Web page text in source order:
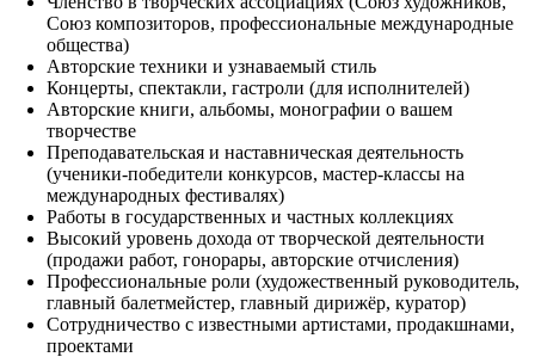
Союз композиторов, профессиональные международные
общества)
Авторские техники и узнаваемый стиль
Концерты, спектакли, гастроли (для исполнителей)
Авторские книги, альбомы, монографии о вашем
творчестве
Преподавательская и наставническая деятельность
(ученики-победители конкурсов, мастер-классы на
международных фестивалях)
Работы в государственных и частных коллекциях
Высокий уровень дохода от творческой деятельности
(продажи работ, гонорары, авторские отчисления)
Профессиональные роли (художественный руководитель,
главный балетмейстер, главный дирижёр, куратор)
Сотрудничество с известными артистами, продакшнами,
проектами